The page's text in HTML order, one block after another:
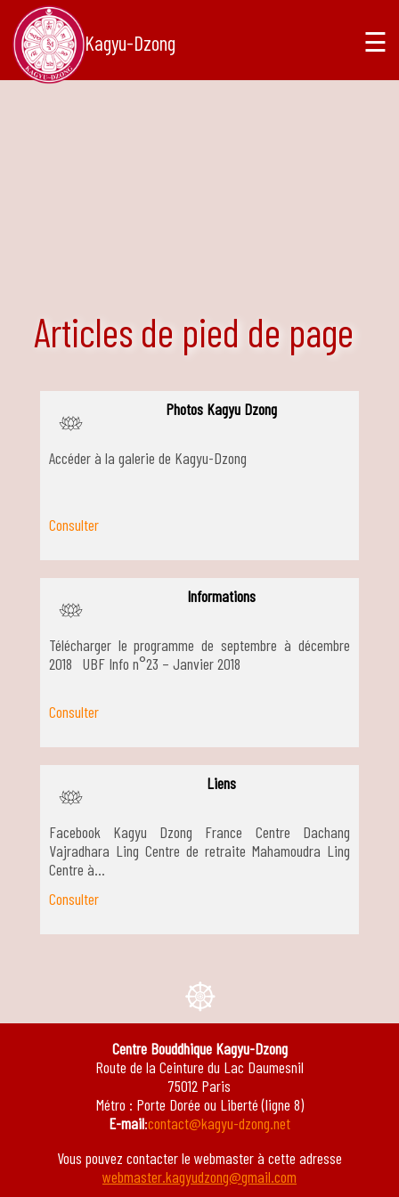
Kagyu-Dzong ☰
Articles de pied de page
J Photos Kagyu Dzong
Accéder à la galerie de Kagyu-Dzong
Consulter
J Informations
Télécharger le programme de septembre à décembre
2018 UBF Info n°23 – Janvier 2018
Consulter
J Liens
Facebook Kagyu Dzong France Centre Dachang
Vajradhara Ling Centre de retraite Mahamoudra Ling
Centre à…
Consulter
e
Centre Bouddhique Kagyu-Dzong
Route de la Ceinture du Lac Daumesnil
75012 Paris
Métro : Porte Dorée ou Liberté (ligne 8)
E-mail:contact@kagyu-dzong.net
Vous pouvez contacter le webmaster à cette adresse
webmaster.kagyudzong@gmail.com